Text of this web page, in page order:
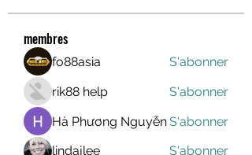
membres
fo88asia
S'abonner
rik88 help
S'abonner
Hà Phương NguyễnS'abonner
lindajlee
S'abonner